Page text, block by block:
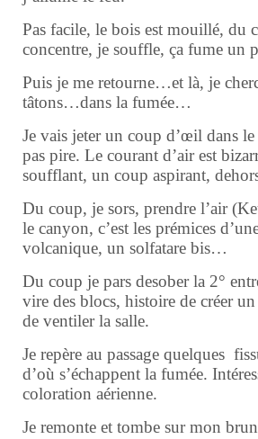
Pas facile, le bois est mouillé, du
concentre, je souffle, ça fume un
Puis je me retourne…et là, je
tâtons…dans la fumée…
Je vais jeter un coup d’œil dans le
pas pire. Le courant d’air est
soufflant, un coup aspirant,
Du coup, je sors, prendre l’air
le canyon, c’est les prémices
volcanique, un solfatare bis…
Du coup je pars desober la 2°
vire des blocs, histoire de créer
de ventiler la salle.
Je repère au passage quelques
d’où s’échappent la fumée.
coloration aérienne.
Je remonte et tombe sur mon